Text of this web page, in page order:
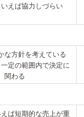
えば協力しづらい
な方針を考えている
定の範囲内で決定に
関わる
ば短期的な売上が重